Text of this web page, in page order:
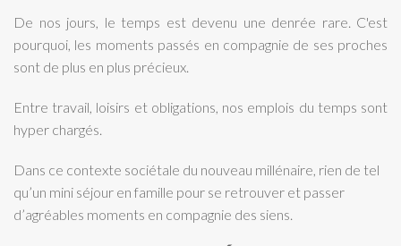
De nos jours, le temps est devenu une denrée rare. C'est
pourquoi, les moments passés en compagnie de ses proches
sont de plus en plus précieux.
Entre travail, loisirs et obligations, nos emplois du temps sont
hyper chargés.
Dans ce contexte sociétale du nouveau millénaire, rien de tel
qu’un mini séjour en famille pour se retrouver et passer
d’agréables moments en compagnie des siens.